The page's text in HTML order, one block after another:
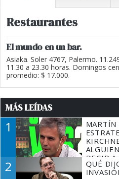
Restaurantes
El mundo en un bar.
Asiaka. Soler 4767, Palermo.
11.30 a 23.30 horas. Domingos
promedio: $ 17.000.
MÁS LEÍDAS
1
MARTÍN
DECIR
TIENE
2
QUÉ